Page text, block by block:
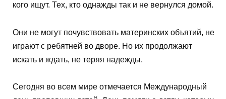
кого ищут. Тех, кто однажды так и не вернулся домой.
Они не могут почувствовать материнских объятий, не
играют с ребятней во дворе. Но их продолжают
искать и ждать, не теряя надежды.
Сегодня во всем мире отмечается Международный